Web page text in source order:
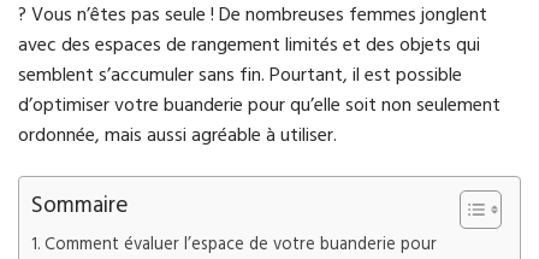
? Vous n’êtes pas seule ! De nombreuses femmes jonglent
avec des espaces de rangement limités et des objets qui
semblent s’accumuler sans fin. Pourtant, il est possible
d’optimiser votre buanderie pour qu’elle soit non seulement
ordonnée, mais aussi agréable à utiliser.
Sommaire
Comment évaluer l’espace de votre buanderie pour